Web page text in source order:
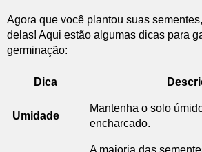
Agora que você plantou suas
delas! Aqui estão algumas dicas para
germinação:
Dica
Umidade
Mantenha o solo
encharcado.
A maioria das